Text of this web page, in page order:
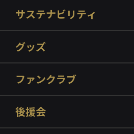
サステナビリティ
グッズ
ファンクラブ
後援会